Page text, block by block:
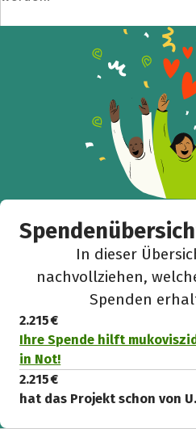
In dieser
nachvollziehen,
Spenden
2.215 €
Ihre Spende hilft
in Not!
2.215 €
hat das Projekt schon von